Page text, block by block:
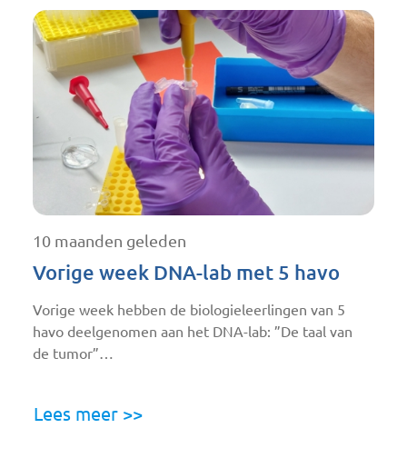
10 maanden geleden
Vorige week DNA-lab met 5 havo
Vorige week hebben de biologieleerlingen van 5
havo deelgenomen aan het DNA-lab: ”De taal van
de tumor”…
Lees meer >>